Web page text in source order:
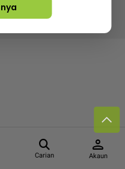
Carian
person
Akaun
Media Group Berhad